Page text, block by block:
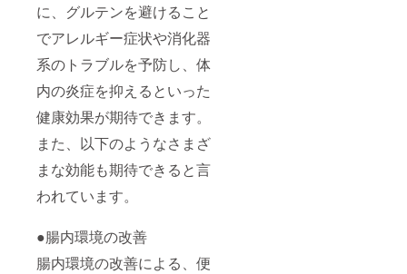
に、グルテンを避けること
でアレルギー症状や消化器
系のトラブルを予防し、体
内の炎症を抑えるといった
健康効果が期待できます。
また、以下のようなさまざ
まな効能も期待できると言
われています。
●腸内環境の改善
腸内環境の改善による、便